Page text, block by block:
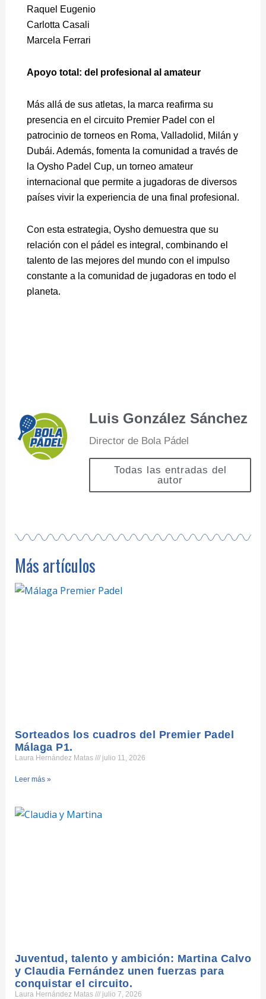
Raquel Eugenio
Carlotta Casali
Marcela Ferrari
Apoyo total: del profesional al amateur
Más allá de sus atletas, la marca reafirma su
presencia en el circuito Premier Padel con el
patrocinio de torneos en Roma, Valladolid, Milán y
Dubái. Además, fomenta la comunidad a través de
la Oysho Padel Cup, un torneo amateur
internacional que permite a jugadoras de diversos
países vivir la experiencia de una final profesional.
Con esta estrategia, Oysho demuestra que su
relación con el pádel es integral, combinando el
talento de las mejores del mundo con el impulso
constante a la comunidad de jugadoras en todo el
planeta.
Luis González Sánchez
Director de Bola Pádel
Todas las entradas del
autor
Más artículos
Sorteados los cuadros del Premier Padel
Málaga P1.
Laura Hernández Matas julio 11, 2026
Leer más »
Juventud, talento y ambición: Martina Calvo
y Claudia Fernández unen fuerzas para
conquistar el circuito.
Laura Hernández Matas julio 7, 2026